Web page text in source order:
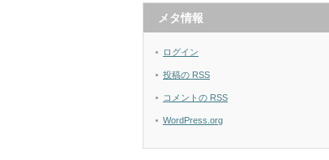
メタ情報
ログイン
投稿の RSS
コメントの RSS
WordPress.org